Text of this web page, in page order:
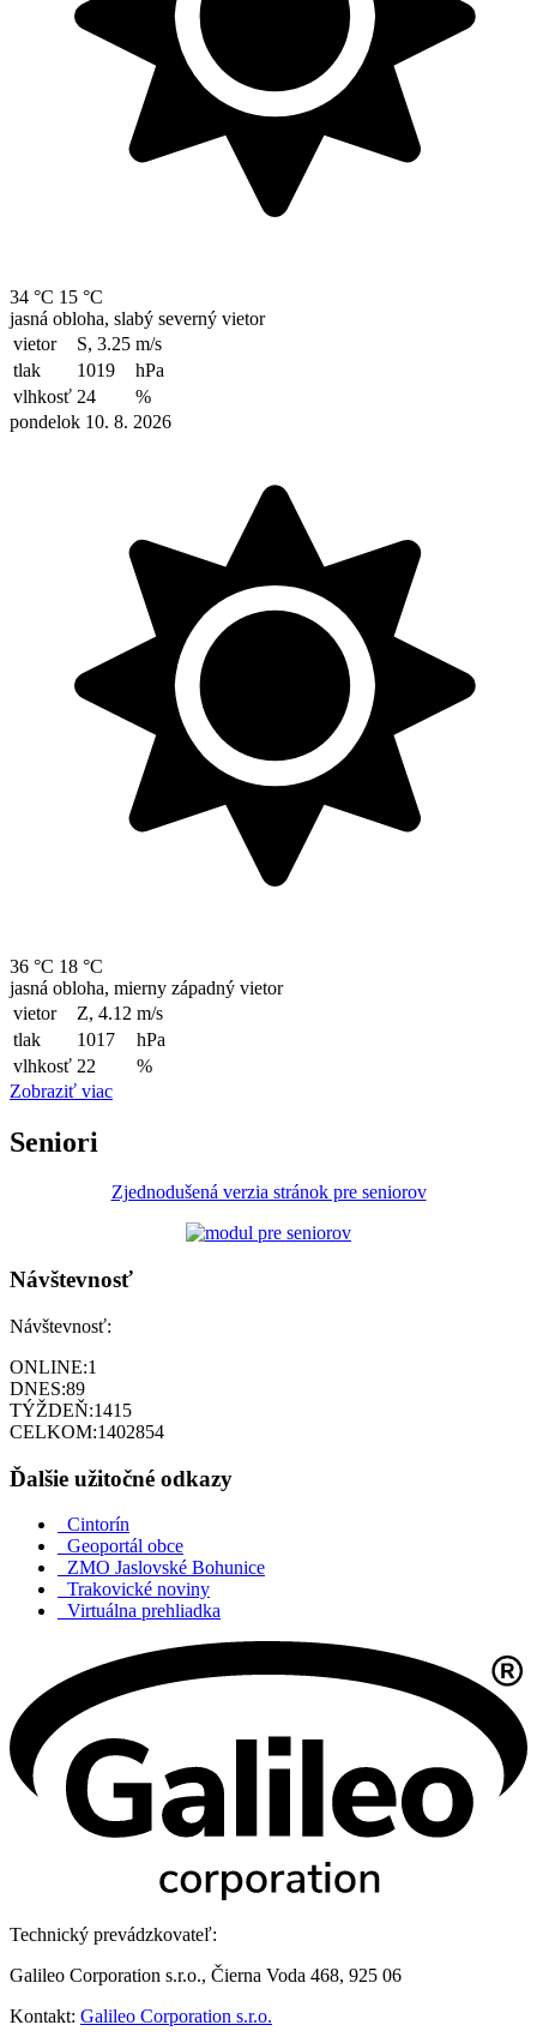
34 °C 15 °C
jasná obloha, slabý severný vietor
vietor
S, 3.25 m/s
tlak
1019
hPa
vlhkosť 24
%
pondelok 10. 8. 2026
36 °C 18 °C
jasná obloha, mierny západný vietor
vietor
Z, 4.12 m/s
tlak
1017
hPa
vlhkosť 22
%
Zobraziť viac
Seniori
Zjednodušená verzia stránok pre seniorov
Návštevnosť
Návštevnosť:
ONLINE:1
DNES:89
TÝŽDEŇ:1415
CELKOM:1402854
Ďalšie užitočné odkazy
Cintorín
Geoportál obce
ZMO Jaslovské Bohunice
Trakovické noviny
Virtuálna prehliadka
Technický prevádzkovateľ:
Galileo Corporation s.r.o., Čierna Voda 468, 925 06
Kontakt: Galileo Corporation s.r.o.